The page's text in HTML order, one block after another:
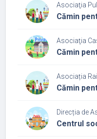
Asociaţia
Cămin
Asociaţia
Cămin
Asociația
Cămin
Direcția de
Centrul